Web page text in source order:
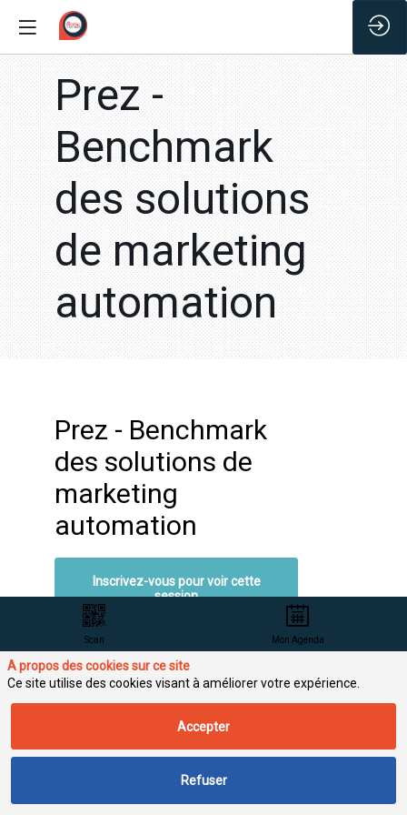
Prez -
Benchmark
des solutions
de marketing
automation
Vous devez être
et connecté pour
accéder à cette
fonctionnalité
Prez - Benchmark
des solutions de
marketing
automation
Inscrivez-vous pour voir cette
session
Avec les interventions de
Scan Mon Agenda
A propos des cookies sur ce site
Ce site utilise des cookies visant à améliorer votre expérience.
Accepter
Refuser